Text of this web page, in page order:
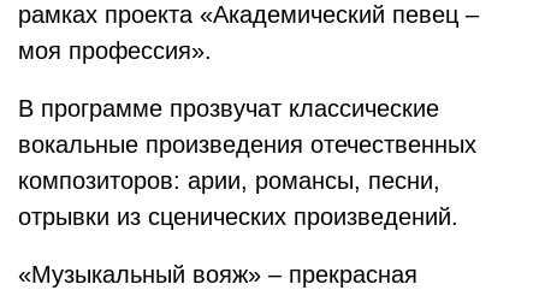
рамках проекта «Академический певец –
моя профессия».
В программе прозвучат классические
вокальные произведения отечественных
композиторов: арии, романсы, песни,
отрывки из сценических произведений.
«Музыкальный вояж» – прекрасная